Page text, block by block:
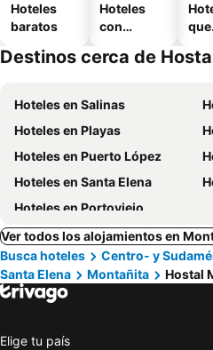
Hoteles
baratos
Hoteles
con
que
Destinos cerca de
Hoteles en Salinas
Hoteles en Playas
Hoteles en Puerto López
Hoteles en Santa Elena
Hoteles en Portoviejo
Ver todos los alojamientos en
Busca hoteles
Centro- y
Santa Elena
Montañita Hostal
Elige tu país